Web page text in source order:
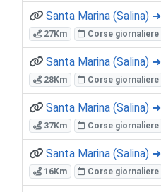
Santa Marina (Salina) ➜
27Km Corse giornaliere
Santa Marina (Salina) ➜
28Km Corse giornaliere
Santa Marina (Salina) ➜
37Km Corse giornaliere
Santa Marina (Salina) ➜
16Km Corse giornaliere